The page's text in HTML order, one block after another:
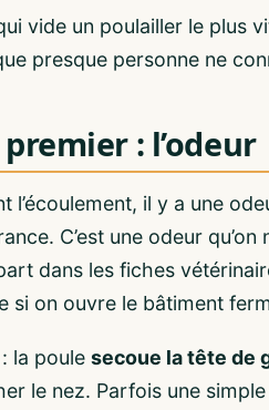
vide un poulailler le plus
presque personne ne
: l’odeur
l’écoulement, il y a une
C’est une odeur
dans les fiches
si on ouvre le bâtiment
la poule secoue la tête de
le nez. Parfois une